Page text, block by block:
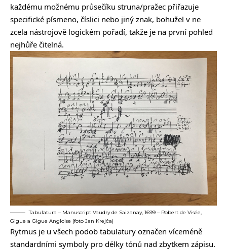
každému možnému průsečíku struna/pražec přiřazuje
specifické písmeno, číslici nebo jiný znak, bohužel v ne
zcela nástrojově logickém pořadí, takže je na první pohled
nejhůře čitelná.
Tabulatura – Manuscript Vaudry de Saizanay, 1699 – Robert de Visée,
Gigue a Gigue Angloise (foto Jan Krejča)
Rytmus je u všech podob tabulatury označen víceméně
standardními symboly pro délky tónů nad zbytkem zápisu.